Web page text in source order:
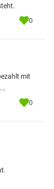
0
mit
0